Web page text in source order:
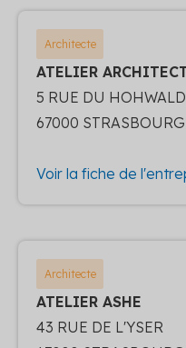
Architecte
ATELIER
5 RUE DU HOHWALD
67000 STRASBOURG
Voir la fiche de
Architecte
ATELIER ASHE
43 RUE DE L'YSER